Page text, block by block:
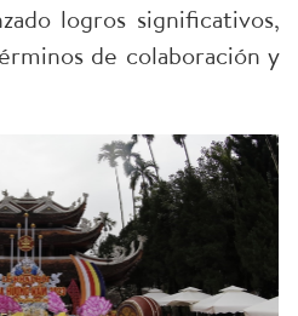
logros significativos,
de colaboración y